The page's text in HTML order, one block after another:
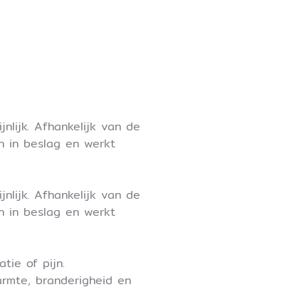
Afhankelijk van de
in beslag en werkt
Afhankelijk van de
in beslag en werkt
of pijn.
branderigheid en